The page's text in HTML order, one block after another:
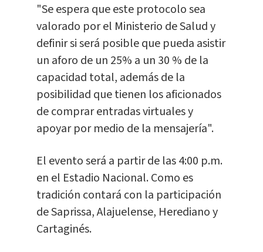
"Se espera que este protocolo sea
valorado por el Ministerio de Salud y
definir si será posible que pueda asistir
un aforo de un 25% a un 30 % de la
capacidad total, además de la
posibilidad que tienen los aficionados
de comprar entradas virtuales y
apoyar por medio de la mensajería".
El evento será a partir de las 4:00 p.m.
en el Estadio Nacional. Como es
tradición contará con la participación
de Saprissa, Alajuelense, Herediano y
Cartaginés.